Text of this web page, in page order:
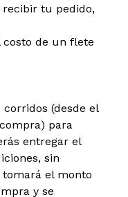
tu pedido,
costo de un flete
corridos (desde el
para
entregar el
sin
el monto
y se